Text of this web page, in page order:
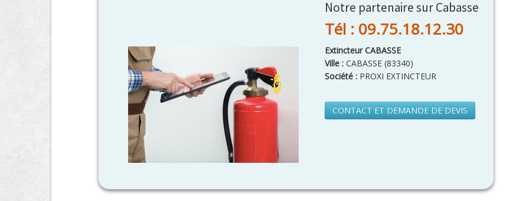
Notre partenaire sur Cabasse
Tél : 09.75.18.12.30
Extincteur CABASSE
Ville : CABASSE (83340)
Société : PROXI EXTINCTEUR
CONTACT ET DEMANDE DE DEVIS